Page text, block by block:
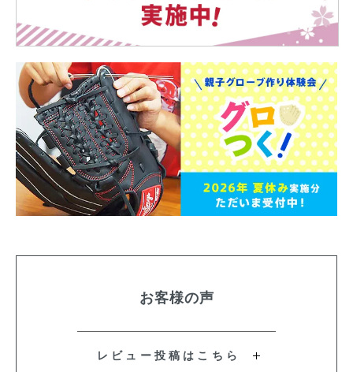
お客様の声
レビュー投稿はこちら